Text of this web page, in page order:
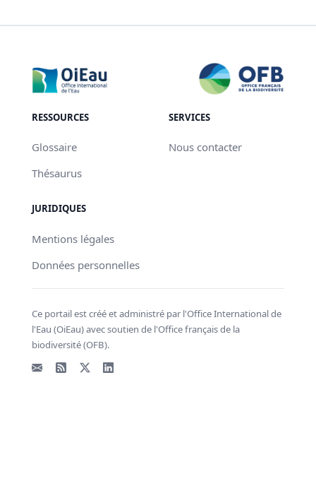
RESSOURCES
Glossaire
Thésaurus
SERVICES
Nous contacter
JURIDIQUES
Mentions légales
Données personnelles
Ce portail est créé et administré par l'Office International de
l'Eau (OiEau) avec soutien de l'Office français de la
biodiversité (OFB).